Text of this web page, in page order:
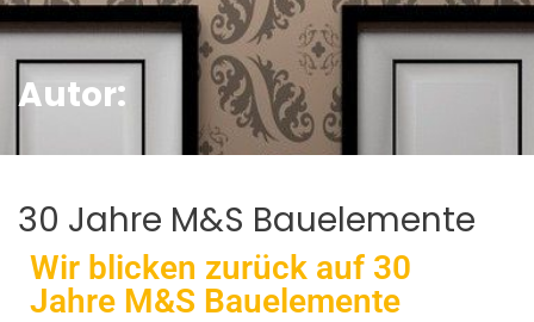
Autor:
30 Jahre M&S Bauelemente
Wir blicken zurück auf 30
Jahre M&S Bauelemente